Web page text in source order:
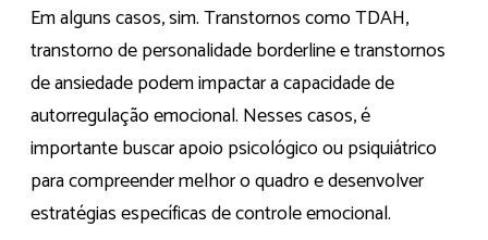
Em alguns casos, sim. Transtornos como TDAH,
transtorno de personalidade borderline e transtornos
de ansiedade podem impactar a capacidade de
autorregulação emocional. Nesses casos, é
importante buscar apoio psicológico ou psiquiátrico
para compreender melhor o quadro e desenvolver
estratégias específicas de controle emocional.